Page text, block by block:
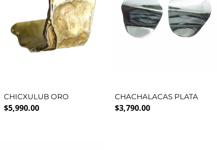
CHICXULUB ORO
Precio normal
$5,990.00
CHACHALACAS PLATA
Precio normal
$3,790.00